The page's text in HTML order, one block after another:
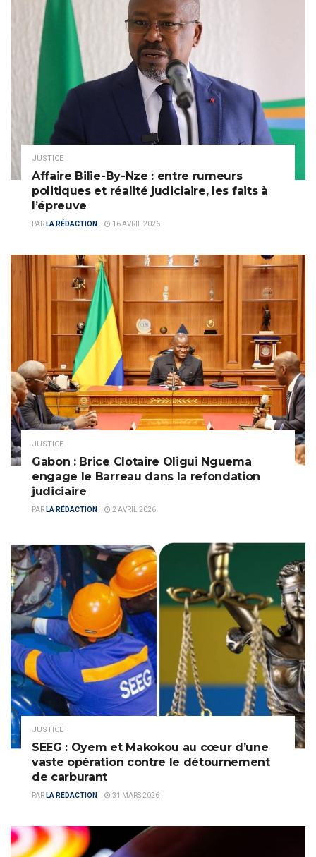
JUSTICE
Affaire Bilie-By-Nze : entre rumeurs
politiques et réalité judiciaire, les faits à
l’épreuve
PAR LA RÉDACTION 16 AVRIL 2026
JUSTICE
Gabon : Brice Clotaire Oligui Nguema
engage le Barreau dans la refondation
judiciaire
PAR LA RÉDACTION 2 AVRIL 2026
JUSTICE
SEEG : Oyem et Makokou au cœur d’une
vaste opération contre le détournement
de carburant
PAR LA RÉDACTION 31 MARS 2026